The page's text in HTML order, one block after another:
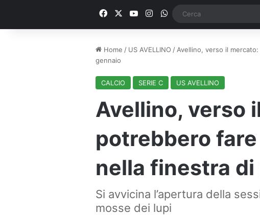
FacebookYou TubeInstagram
WhatsApp
Home / US AVELLINO / Avellino, verso il
gennaio
CALCIO SERIE C US AVELLINO
Avellino, verso
potrebbero
nella finestra di
Si avvicina l’apertura della
mosse dei lupi